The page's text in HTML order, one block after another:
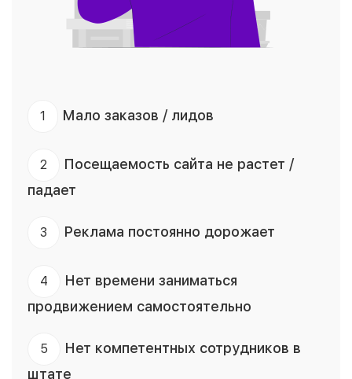
1 Мало заказов / лидов
2
Посещаемость сайта не растет /
падает
3 Реклама постоянно дорожает
4
Нет времени заниматься
продвижением самостоятельно
5
Нет компетентных сотрудников в
штате